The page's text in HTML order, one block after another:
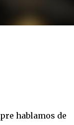
hablamos de